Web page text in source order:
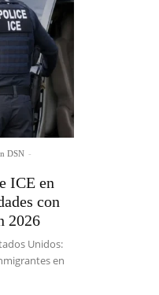
DSN -
ICE en
con
2026
Unidos:
en